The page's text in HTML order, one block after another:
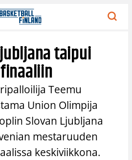
taipui
Teemu
Union Olimpija
Slovan Ljubljana
mestaruuden
keskiviikkona.